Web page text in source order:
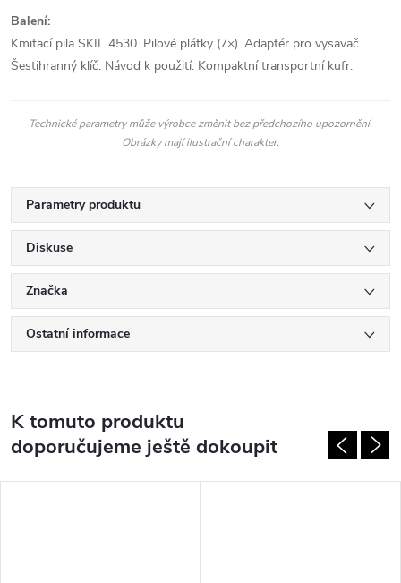
Balení:
Kmitací pila SKIL 4530. Pilové plátky (7×). Adaptér pro vysavač.
Šestihranný klíč. Návod k použití. Kompaktní transportní kufr.
Technické parametry může výrobce změnit bez předchozího upozornění.
Obrázky mají ilustrační charakter.
Parametry produktu
Diskuse
Značka
Ostatní informace
K tomuto produktu
doporučujeme ještě dokoupit